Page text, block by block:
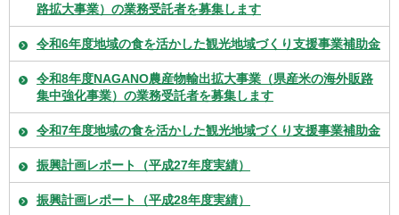
路拡大事業）の業務受託者を募集します
令和6年度地域の食を活かした観光地域づくり支援事業補助金
令和8年度NAGANO農産物輸出拡大事業（県産米の海外販路
集中強化事業）の業務受託者を募集します
令和7年度地域の食を活かした観光地域づくり支援事業補助金
振興計画レポート（平成27年度実績）
振興計画レポート（平成28年度実績）